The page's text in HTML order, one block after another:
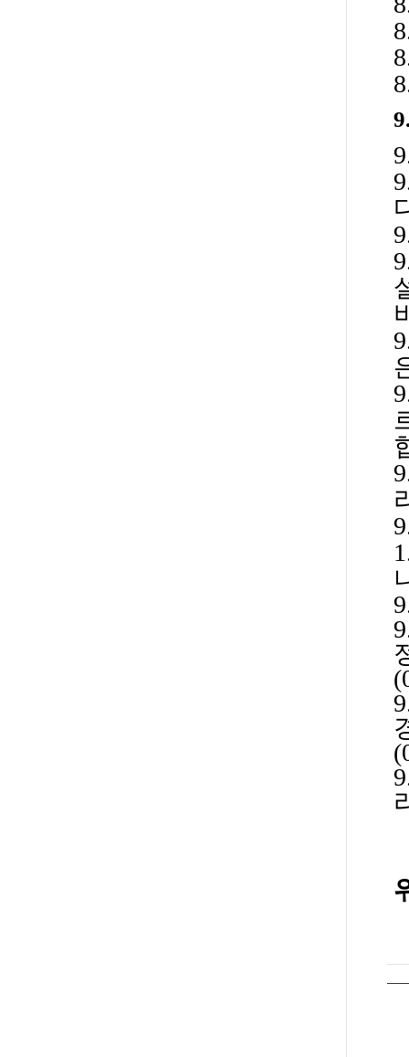
9
9
9
9
9
9
9
9